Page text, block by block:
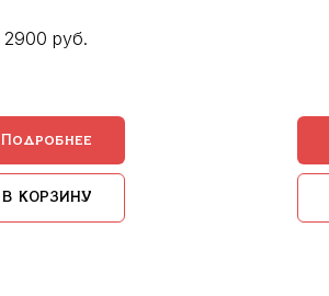
2900 руб.
Подробнее
В КОРЗИНУ